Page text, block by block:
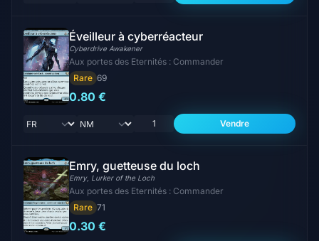
Éveilleur à cyberréacteur
Cyberdrive Awakener
Aux portes des Eternités : Commander
Rare 69
0.80 €
Vendre
Emry, guetteuse du loch
Emry, Lurker of the Loch
Aux portes des Eternités : Commander
Rare 71
0.30 €